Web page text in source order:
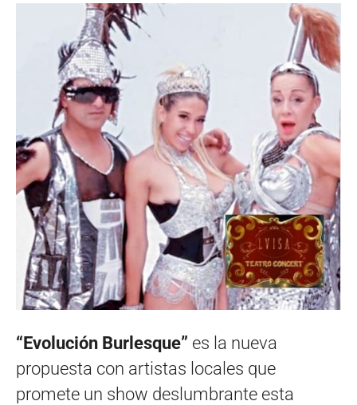
“Evolución Burlesque” es la nueva
propuesta con artistas locales que
promete un show deslumbrante esta